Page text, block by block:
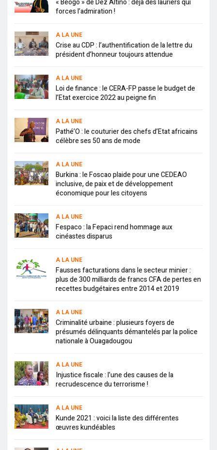
« Beogo » de Dez Altino : déjà des lauriers qui
forces l’admiration !
A LA UNE
Crise au CDP : l’authentification de la lettre du
président d’honneur toujours attendue
A LA UNE
Loi de finance : le CERA-FP passe le budget de
l’Etat exercice 2022 au peigne fin
A LA UNE
Pathé’O : le couturier des chefs d’Etat africains
célèbre ses 50 ans de mode
A LA UNE
Burkina : le Foscao plaide pour une CEDEAO
inclusive, de paix et de développement
économique pour les citoyens
A LA UNE
Fespaco : la Fepaci rend hommage aux
cinéastes disparus
A LA UNE
Fausses facturations dans le secteur minier :
plus de 300 milliards de francs CFA de pertes en
recettes budgétaires entre 2014 et 2019
A LA UNE
Criminalité urbaine : plusieurs foyers de
présumés délinquants démantelés par la police
nationale à Ouagadougou
A LA UNE
Injustice fiscale : l’une des causes de la
recrudescence du terrorisme !
A LA UNE
Kunde 2021 : voici la liste des différentes
œuvres kundéables